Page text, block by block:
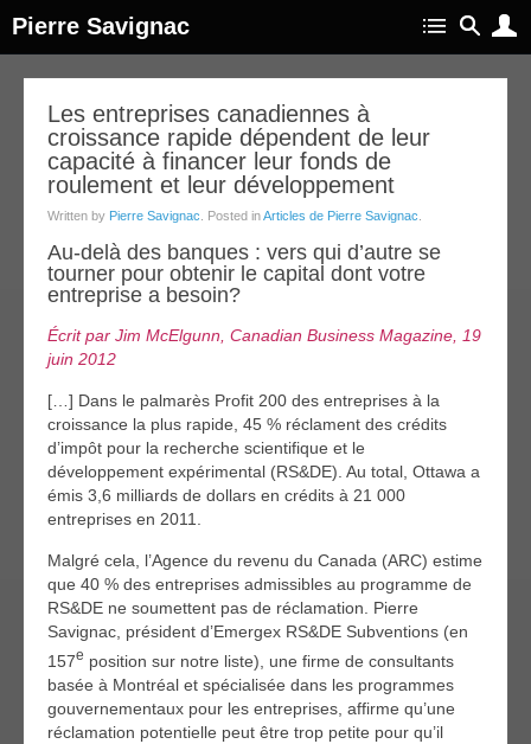
Pierre Savignac
Les entreprises canadiennes à
croissance rapide dépendent de leur
capacité à financer leur fonds de
roulement et leur développement
Written by Pierre Savignac . Posted inArticles de Pierre Savignac
Au-delà des banques : vers qui d’autre se
tourner pour obtenir le capital dont votre
entreprise a besoin?
Écrit par Jim McElgunn, Canadian Business Magazine, 19
juin 2012
[…] Dans le palmarès Profit 200 des entreprises à la
croissance la plus rapide, 45 % réclament des crédits
d’impôt pour la recherche scientifique et le
développement expérimental (RS&DE). Au total, Ottawa a
émis 3,6 milliards de dollars en crédits à 21 000
entreprises en 2011.
Malgré cela, l’Agence du revenu du Canada (ARC) estime
que 40 % des entreprises admissibles au programme de
RS&DE ne soumettent pas de réclamation. Pierre
Savignac, président d’Emergex RS&DE Subventions (en
157e position sur notre liste), une firme de consultants
basée à Montréal et spécialisée dans les programmes
gouvernementaux pour les entreprises, affirme qu’une
réclamation potentielle peut être trop petite pour qu’il